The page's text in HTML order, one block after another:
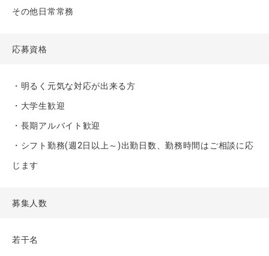
その他日常常務
応募資格
・明るく元気な対応が出来る方
・大学生歓迎
・長期アルバイト歓迎
・シフト勤務(週2日以上～)出勤日数、勤務時間はご相談に応
じます
募集人数
若干名